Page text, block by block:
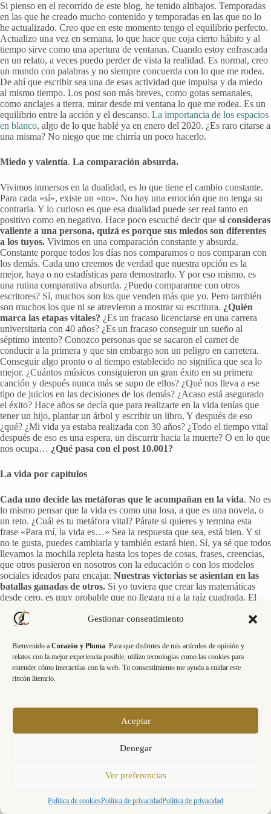
Gestionar consentimiento
Bienvenido a Corazón y Pluma. Para que disfrutes de mis artículos de opinión y
relatos con la mejor experiencia posible, utilizo tecnologías como las cookies para
entender cómo interactúas con la web. Tu consentimiento me ayuda a cuidar este
rincón literario.
Aceptar
Denegar
Ver preferencias
Política de cookiesPolítica de privacidadPolítica de privacidad
Si pienso en el recorrido de este blog, he tenido altibajos. Temporadas
en las que he creado mucho contenido y temporadas en las que no lo
he actualizado. Creo que en este momento tengo el equilibrio perfecto.
Actualizo una vez en semana, lo que hace que coja cierto hábito y al
tiempo sirve como una apertura de ventanas. Cuando estoy enfrascada
en un relato, a veces puedo perder de vista la realidad. Es normal, creo
un mundo con palabras y no siempre concuerda con lo que me rodea.
De ahí que escribir sea una de esas actividad que impulsa y da miedo
al mismo tiempo. Los post son más breves, como gotas semanales,
como anclajes a tierra, mirar desde mi ventana lo que me rodea. Es un
equilibrio entre la acción y el descanso. La importancia de los espacios
en blanco, algo de lo que hablé ya en enero del 2020. ¿Es raro citarse a
una misma? No niego que me chirría un poco hacerlo.
Miedo y valentía. La comparación absurda.
Vivimos inmersos en la dualidad, es lo que tiene el cambio constante.
Para cada «sí», existe un «no». No hay una emoción que no tenga su
contraria. Y lo curioso es que esa dualidad puede ser real tanto en
positivo como en negativo. Hace poco escuché decir que si consideras
valiente a una persona, quizá es porque sus miedos son diferentes
a los tuyos. Vivimos en una comparación constante y absurda.
Constante porque todos los días nos comparamos o nos comparan con
los demás. Cada uno creemos de verdad que nuestra opción es la
mejor, haya o no estadísticas para demostrarlo. Y por eso mismo, es
una rutina comparativa absurda. ¿Puedo compararme con otros
escritores? Sí, muchos son los que venden más que yo. Pero también
son muchos los que ni se atrevieron a mostrar su escritura. ¿Quién
marca las etapas vitales? ¿Es un fracaso licenciarse en una carrera
universitaria con 40 años? ¿Es un fracaso conseguir un sueño al
séptimo intento? Conozco personas que se sacaron el carnet de
conducir a la primera y que sin embargo son un peligro en carretera.
Conseguir algo pronto o al tiempo establecido no significa que sea lo
mejor. ¿Cuántos músicos consiguieron un gran éxito en su primera
canción y después nunca más se supo de ellos? ¿Qué nos lleva a ese
tipo de juicios en las decisiones de los demás? ¿Acaso está asegurado
el éxito? Hace años se decía que para realizarte en la vida tenías que
tener un hijo, plantar un árbol y escribir un libro. Y después de eso
¿qué? ¿Mi vida ya estaba realizada con 30 años? ¿Todo el tiempo vital
después de eso es una espera, un discurrir hacia la muerte? O en lo que
nos ocupa… ¿Qué pasa con el post 10.001?
La vida por capítulos
Cada uno decide las metáforas que le acompañan en la vida. No es
lo mismo pensar que la vida es como una losa, a que es una novela, o
un reto. ¿Cuál es tu metáfora vital? Párate si quieres y termina esta
frase «Para mí, la vida es…» Sea la respuesta que sea, está bien. Y si
no te gusta, puedes cambiarla y también estará bien. Sí, ya sé que todos
llevamos la mochila repleta hasta los topes de cosas, frases, creencias,
que otros pusieron en nosotros con la educación o con los modelos
sociales ideados para encajar. Nuestras victorias se asientan en las
batallas ganadas de otros. Si yo tuviera que crear las matemáticas
desde cero, es muy probable que no llegara ni a la raíz cuadrada. El
avance científico se produce cuando vas más allá del trabajo de otros.
Y otros harán lo mismo con el tuyo. Por eso es tan importante en las
teorías que los experimentos se puedan replicar más allá de tu mesa de
trabajo. Ocurre algo parecido con las historias. De hecho hay foros en
los que los escritores continúan las historias que más les han impactado
y llegan a lugares completamente insospechados para el primer
narrador. De ahí que el post 9.999 sea igual de importante que el
10.000 y que el 10.001. Ocurre lo mismo al cumplir años. Todos son
objetivo personal que nos hemos marcado. Aprendes ya sea el camino
que te acerca, como el camino que te aleja. No hay pérdida. Todo es
¿Te resuena? Si te atreves, te leo.
Copyright © 2026 - Tema para WordPress de